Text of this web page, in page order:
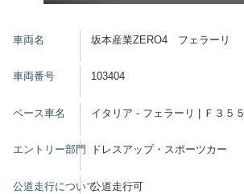
車両名 坂本産業ZERO4 フェラーリ
車両番号 103404
ベース車名 イタリア - フェラーリ | Ｆ３５５
エントリー部門 ドレスアップ・スポーツカー
公道走行について公道走行可